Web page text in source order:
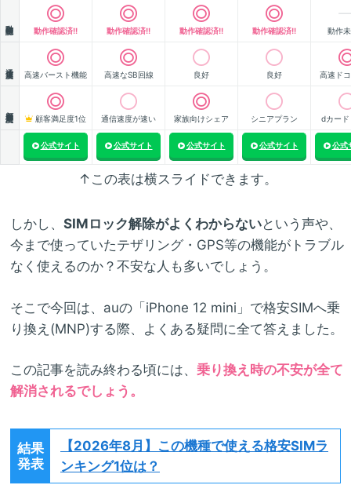
動作確認済!! 動作確認済!! 動作確認済!! 動作確認済!! 動作
高速バースト機能 高速なSB回線 良好 良好 高速ド
顧客満足度1位 通信速度が速い 家族向けシェア シニアプラン dカード
公式サイト 公式サイト 公式サイト 公式サイト 公式
↑この表は横スライドできます。
しかし、 SIMロック解除がよくわからないという声や、
今まで使っていたテザリング・GPS等の機能がトラブル
なく使えるのか？不安な人も多いでしょう。
そこで今回は、auの「iPhone 12 mini」で格安SIMへ乗
り換え(MNP)する際、よくある疑問に全て答えました。
この記事を読み終わる頃には、 乗り換え時の不安が全て
解消されるでしょう。
結果
発表
【2026年8月】 この機種で使える格安SIMラ
ンキング1位は？